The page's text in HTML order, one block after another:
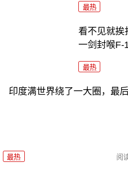
最热
看不见就挨
一剑封喉F-
最热
印度满世界绕了一大圈，最
最热 阅